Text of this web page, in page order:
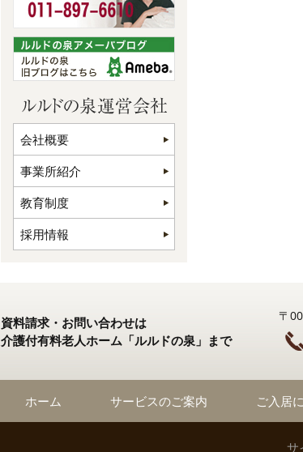
会社概要
事業所紹介
教育制度
採用情報
資料請求・お問い合わせは
介護付有料老人ホーム「ルルドの泉」まで
〒
ホーム サービスのご案内 ご入居
サ